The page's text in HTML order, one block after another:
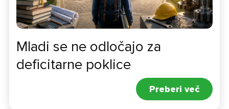
Mladi se ne odločajo za
deficitarne poklice
Preberi več
Kontaktirajte nas